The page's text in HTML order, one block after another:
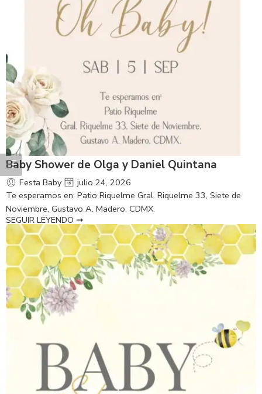
Baby Shower de Olga y Daniel Quintana
Festa Baby
julio 24, 2026
Te esperamos en: Patio Riquelme Gral. Riquelme 33, Siete de
Noviembre, Gustavo A. Madero, CDMX.
SEGUIR LEYENDO ➞